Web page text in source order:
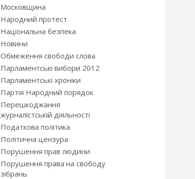
Московщина
Народний протест
Національна безпека
Новини
Обмеження свободи слова
Парламентські вибори 2012
Парламентські хроніки
Партія Народний порядок
Перешкоджання
журналістській діяльності
Податкова політика
Політична цензура
Порушення прав людини
Порушення права на свободу
зібрань